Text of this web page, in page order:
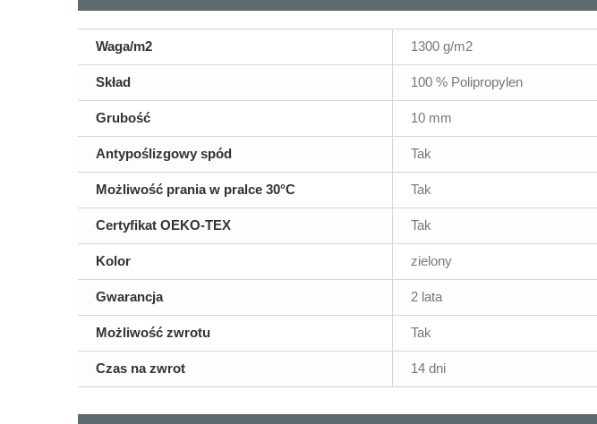
Waga/m2 1300 g/m2
Skład 100 % Polipropylen
Grubość 10 mm
Antypoślizgowy spód Tak
Możliwość prania w pralce 30°C Tak
Certyfikat OEKO-TEX Tak
Kolor zielony
Gwarancja 2 lata
Możliwość zwrotu Tak
Czas na zwrot 14 dni